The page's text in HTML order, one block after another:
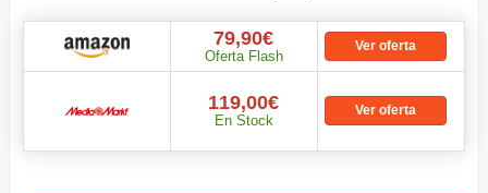
79,90€
Oferta Flash
Ver oferta
119,00€
En Stock
Ver oferta